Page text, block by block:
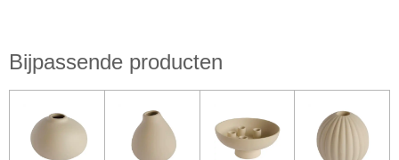
Bijpassende producten